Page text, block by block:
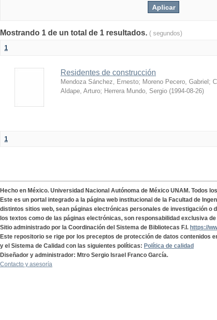
Mostrando 1 de un total de 1 resultados. ( segundos)
1
Residentes de construcción
Mendoza Sánchez, Ernesto; Moreno Pecero, Gabriel ;
Aldape, Arturo; Herrera Mundo, Sergio (1994-08-26)
1
Hecho en México. Universidad Nacional Autónoma de México UNAM. Todos
Este es un portal integrado a la página web institucional de la Facultad de
distintos sitios web, sean páginas electrónicas personales de investigación o
los textos como de las páginas electrónicas, son responsabilidad exclusiva
Sitio administrado por la Coordinación del Sistema de Bibliotecas F.I. https://
Este repositorio se rige por los preceptos de protección de datos contenidos
y el Sistema de Calidad con las siguientes políticas: Política de calidad
Diseñador y administrador: Mtro Sergio Israel Franco García.
Contacto y asesoría